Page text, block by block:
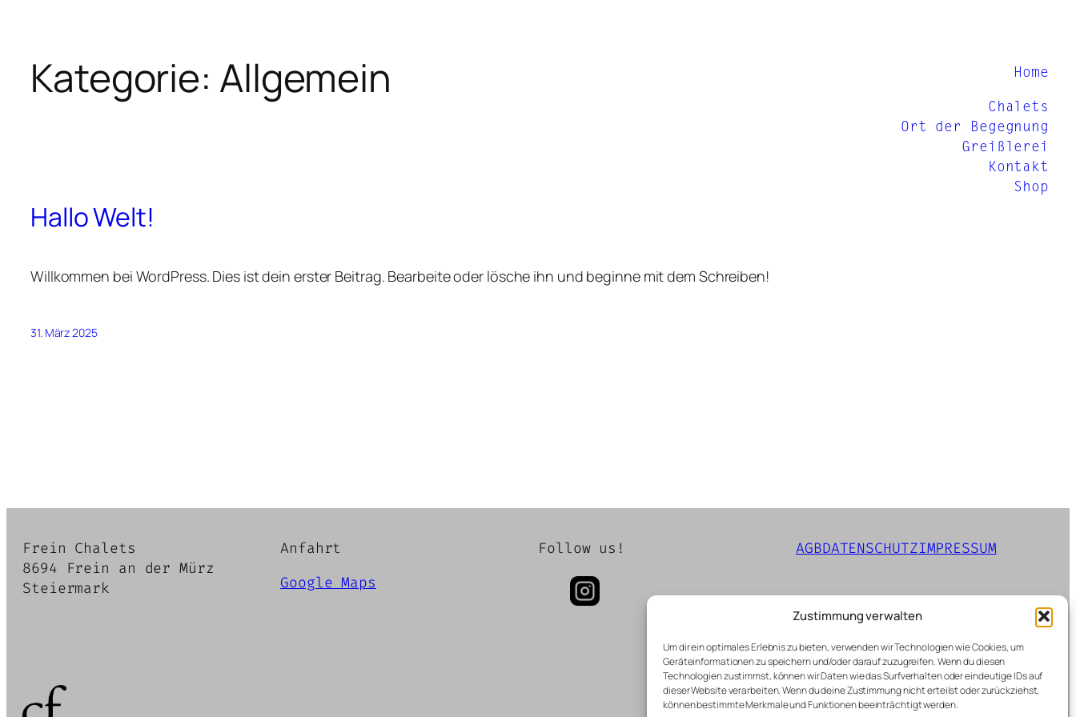
Zustimmung verwalten
Um dir ein optimales Erlebnis zu bieten, verwenden wir Technologien wie Cookies, um
Geräteinformationen zu speichern und/oder darauf zuzugreifen. Wenn du diesen
Technologien zustimmst, können wir Daten wie das Surfverhalten oder eindeutige IDs auf
dieser Website verarbeiten. Wenn du deine Zustimmung nicht erteilst oder zurückziehst,
können bestimmte Merkmale und Funktionen beeinträchtigt werden.
Zum
Inhalt
Home
Chalets
Ort der Begegnung
Greißlerei
Kontakt
Shop
Kategorie: Allgemein
Hallo Welt!
Willkommen bei WordPress. Dies ist dein erster Beitrag. Bearbeite oder lösche ihn und beginne mit dem Schreiben!
31. März 2025
Frein Chalets
8694 Frein an der Mürz
Steiermark
Anfahrt
Google Maps
Follow us! AGBDATENSCHUTZIMPRESSUM